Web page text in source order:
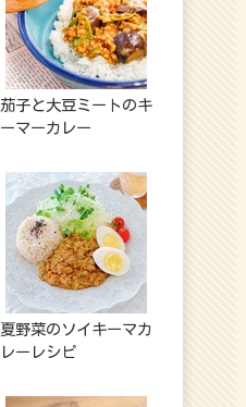
茄子と大豆ミートのキ
ーマーカレー
夏野菜のソイキーマカ
レーレシピ